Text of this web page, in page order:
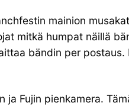
mainion
mitkä humpat näillä
bändin per
ja Fujin pienkamera.